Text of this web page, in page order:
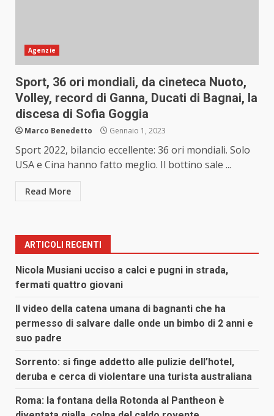
Agenzie
Sport, 36 ori mondiali, da cineteca Nuoto,
Volley, record di Ganna, Ducati di Bagnai, la
discesa di Sofia Goggia
Marco Benedetto Gennaio 1, 2023
Sport 2022, bilancio eccellente: 36 ori mondiali. Solo
USA e Cina hanno fatto meglio. Il bottino sale ...
Read More
ARTICOLI RECENTI
Nicola Musiani ucciso a calci e pugni in strada,
fermati quattro giovani
Il video della catena umana di bagnanti che ha
permesso di salvare dalle onde un bimbo di 2 anni e
suo padre
Sorrento: si finge addetto alle pulizie dell’hotel,
deruba e cerca di violentare una turista australiana
Roma: la fontana della Rotonda al Pantheon è